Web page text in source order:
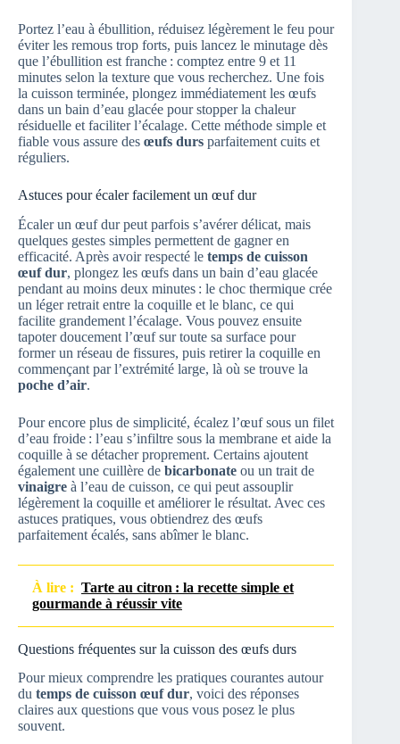
Portez l’eau à ébullition, réduisez légèrement le feu pour
éviter les remous trop forts, puis lancez le minutage dès
que l’ébullition est franche : comptez entre 9 et 11
minutes selon la texture que vous recherchez. Une fois
la cuisson terminée, plongez immédiatement les œufs
dans un bain d’eau glacée pour stopper la chaleur
résiduelle et faciliter l’écalage. Cette méthode simple et
fiable vous assure des œufs durs parfaitement cuits et
réguliers.
Astuces pour écaler facilement un œuf dur
Écaler un œuf dur peut parfois s’avérer délicat, mais
quelques gestes simples permettent de gagner en
efficacité. Après avoir respecté le temps de cuisson
œuf dur, plongez les œufs dans un bain d’eau glacée
pendant au moins deux minutes : le choc thermique crée
un léger retrait entre la coquille et le blanc, ce qui
facilite grandement l’écalage. Vous pouvez ensuite
tapoter doucement l’œuf sur toute sa surface pour
former un réseau de fissures, puis retirer la coquille en
commençant par l’extrémité large, là où se trouve la
poche d’air.
Pour encore plus de simplicité, écalez l’œuf sous un filet
d’eau froide : l’eau s’infiltre sous la membrane et aide la
coquille à se détacher proprement. Certains ajoutent
également une cuillère de bicarbonate ou un trait de
vinaigre à l’eau de cuisson, ce qui peut assouplir
légèrement la coquille et améliorer le résultat. Avec ces
astuces pratiques, vous obtiendrez des œufs
parfaitement écalés, sans abîmer le blanc.
À lire : Tarte au citron : la recette simple et
gourmande à réussir vite
Questions fréquentes sur la cuisson des œufs durs
Pour mieux comprendre les pratiques courantes autour
du temps de cuisson œuf dur, voici des réponses
claires aux questions que vous vous posez le plus
souvent.